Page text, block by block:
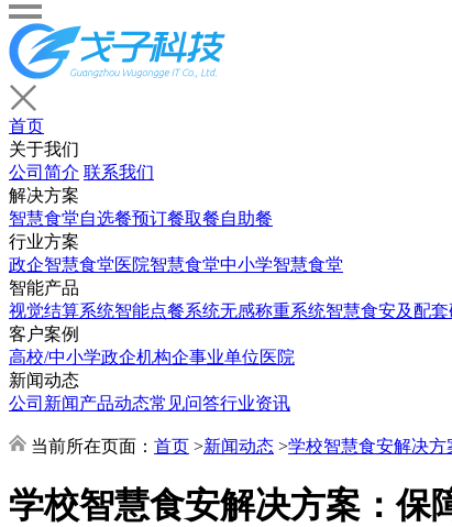
首页
关于我们
公司简介 联系我们
解决方案
智慧食堂自选餐预订餐取餐自助餐
行业方案
政企智慧食堂医院智慧食堂中小学智慧食堂
智能产品
视觉结算系统智能点餐系统无感称重系统智慧食安及配
客户案例
高校/中小学政企机构企事业单位医院
新闻动态
公司新闻产品动态常见问答行业资讯
当前所在页面： 首页 >新闻动态 >学校智慧食安解决方
学校智慧食安解决方案：保